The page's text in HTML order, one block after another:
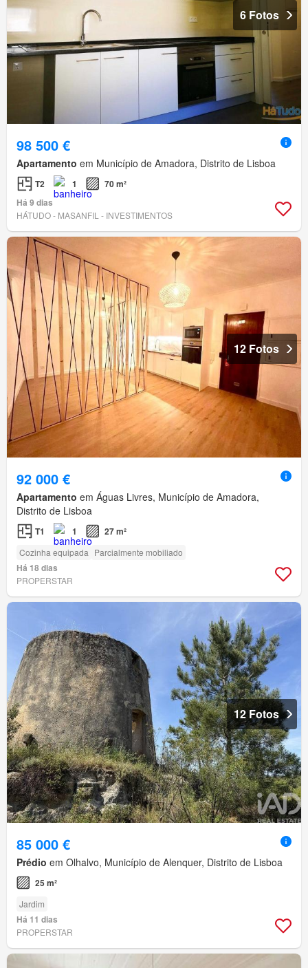
6 Fotos
98 500 €
Apartamento em Município de Amadora, Distrito de Lisboa
T2 1
70 m²
Há 9 dias
HÁTUDO - MASANFIL - INVESTIMENTOS
12 Fotos
92 000 €
Apartamento em Águas Livres, Município de Amadora,
Distrito de Lisboa
T1 1 27 m²
Cozinha equipada Parcialmente mobiliado
Há 18 dias
PROPERSTAR
12 Fotos
85 000 €
Prédio em Olhalvo, Município de Alenquer, Distrito de Lisboa
25 m²
Jardim
Há 11 dias
PROPERSTAR